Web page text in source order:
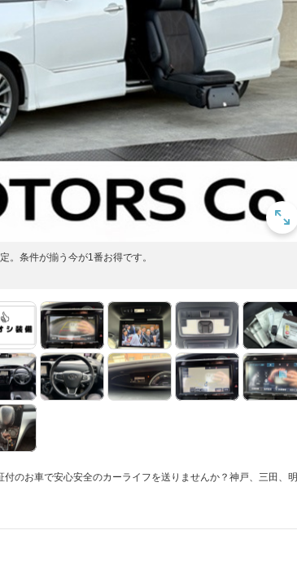
。条件が揃う今が1番お得です。
のお車で安心安全のカーライフを送りませんか？神戸、三田、明